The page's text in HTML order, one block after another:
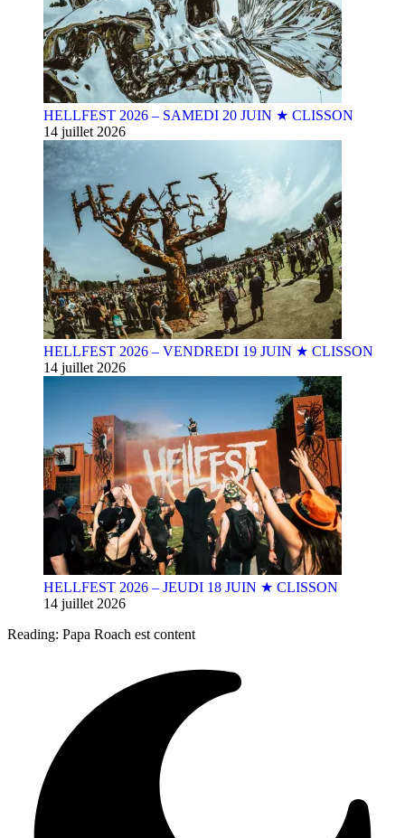
HELLFEST 2026 – SAMEDI 20 JUIN ★ CLISSON
14 juillet 2026
HELLFEST 2026 – VENDREDI 19 JUIN ★ CLISSON
14 juillet 2026
HELLFEST 2026 – JEUDI 18 JUIN ★ CLISSON
14 juillet 2026
Reading: Papa Roach est content